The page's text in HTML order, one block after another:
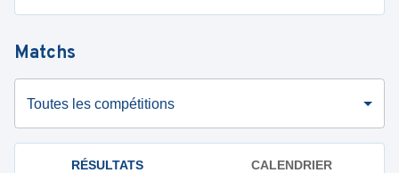
Matchs
Toutes les compétitions
RÉSULTATS CALENDRIER